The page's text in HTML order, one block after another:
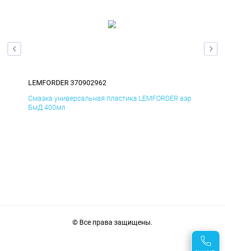
LEMFORDER 370902962
Смазка универсальная пластика LEMFORDER аэр
БмД 400мл
© Все права защищены.